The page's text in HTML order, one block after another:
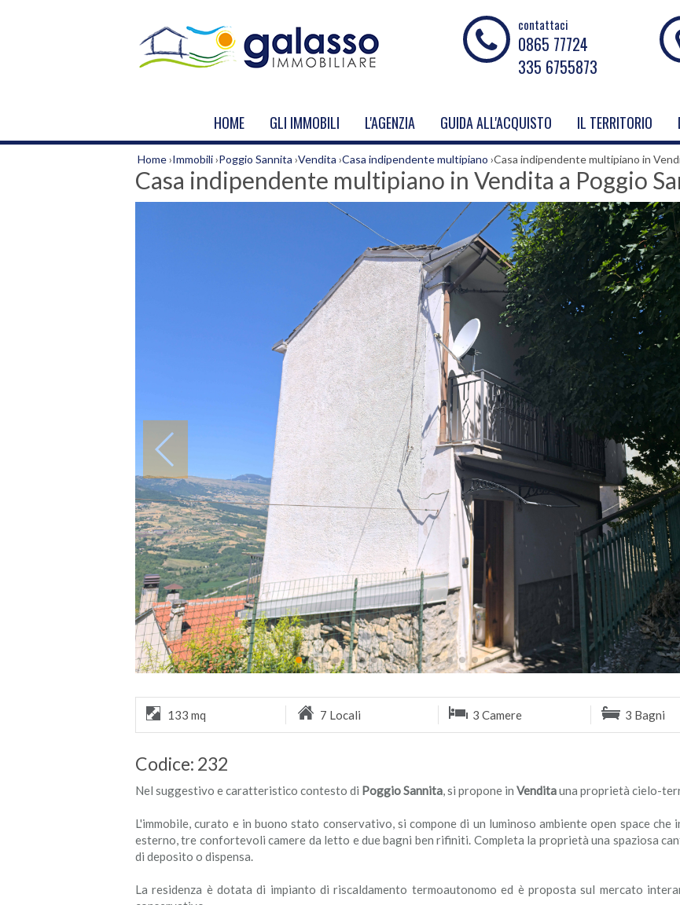
contattaci
0865 77724
335 6755873
HOME GLI IMMOBILI L'AGENZIA GUIDA ALL'ACQUISTO IL TERRITORIO
Home›Immobili›Poggio Sannita ›Vendita ›Casa indipendente multipiano ›Casa indipendente multipiano in
Casa indipendente multipiano in Vendita a Poggio
133 mq 7 Locali 3 Camere 3 Bagni
Codice: 232
Nel suggestivo e caratteristico contesto di Poggio Sannita, si propone in Venditauna proprietà cielo-
L'immobile, curato e in buono stato conservativo, si compone di un luminoso ambiente open space che
esterno, tre confortevoli camere da letto e due bagni ben rifiniti. Completa la proprietà una spaziosa
di deposito o dispensa.
La residenza è dotata di impianto di riscaldamento termoautonomo ed è proposta sul mercato